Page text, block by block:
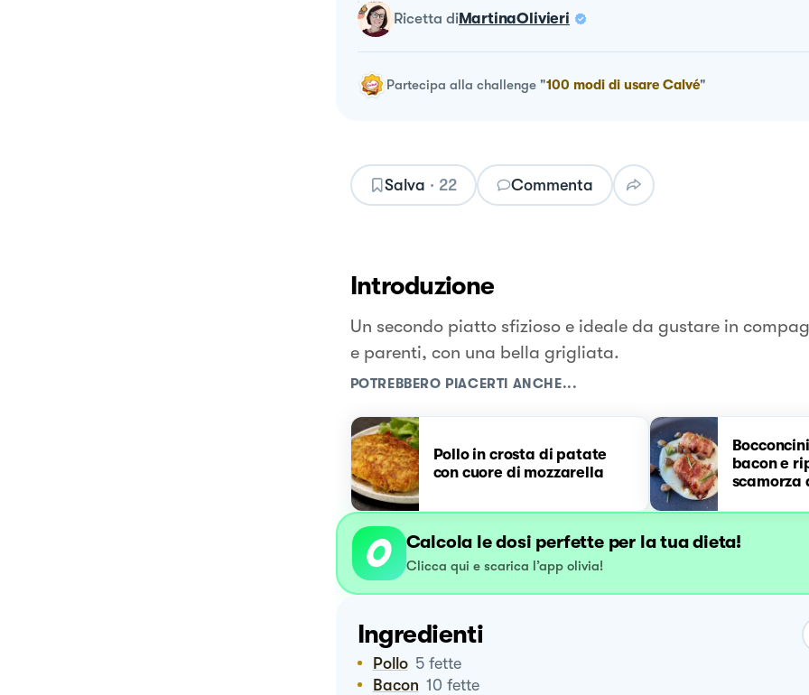
ricetta diMartinaOlivieri
Partecipa alla challenge"100 modi di usare Calvé"
Salva · 22 Commenta
Introduzione
Un secondo piatto sfizioso e ideale da gustare in
e parenti, con una bella grigliata.
POTREBBERO PIACERTI ANCHE...
Pollo in crosta di patate
con cuore di mozzarella
bacon e
scamorza
Calcola le dosi perfette per la tua dieta!
Clicca qui e scarica l’app olivia!
Ingredienti
Pollo 5 fette
Bacon 10 fette